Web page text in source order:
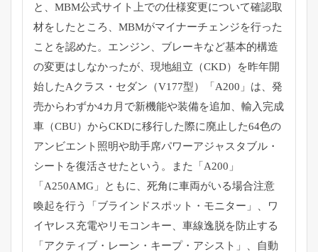
と、 MBM公式サイト上での仕様変更について確認取
材をしたところ、 MBMがマイナーチェンジを行った
ことを認めた。エンジン、 ブレーキなど基本的構造
の変更はしなかったが、現地組立（CKD）を昨年開
始したAクラス・セダン（V177型）「 A200」は、発
売からわずか4カ月で新機能や装備を追加、 輸入完成
車（CBU） からCKDに移行した際に廃止した64色の
アンビエント照明や助手席パワーアジャスタブル・
シートを復活させたという。また「 A200」
「A250AMG」ともに、 死角に車両がいる場合注意
喚起を行う「ブラインドスポット・ モニター」、ワ
イヤレス充電やリモコンキー、 車線逸脱を防止する
「アクティブ・レーン・キープ・アシスト」、
自動